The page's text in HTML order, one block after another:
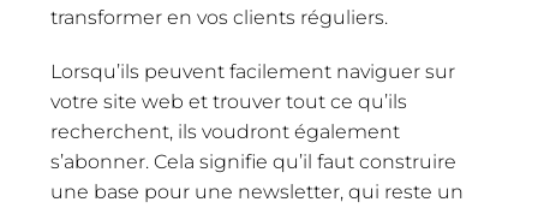
transformer en vos clients réguliers.
Lorsqu’ils peuvent facilement naviguer sur
votre site web et trouver tout ce qu’ils
recherchent, ils voudront également
s’abonner. Cela signifie qu’il faut construire
une base pour une newsletter, qui reste un